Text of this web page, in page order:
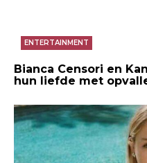
ENTERTAINMENT
Bianca Censori en
hun liefde met